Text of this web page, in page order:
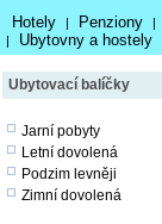
Hotely | Penziony |
| Ubytovny a hostely
Ubytovací balíčky
Jarní pobyty
Letní dovolená
Podzim levněji
Zimní dovolená